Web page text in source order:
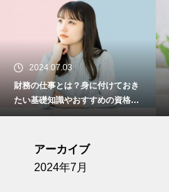
2024.07.03
財務の仕事とは？身に付けておき
たい基礎知識やおすすめの資格な
どについて解説！
アーカイブ
2024年7月